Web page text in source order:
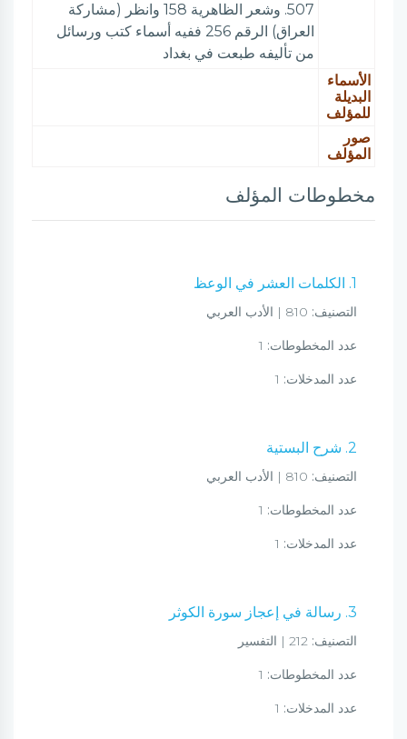
507. وشعر الظاهرية 158 وانظر (مشاركة
العراق) الرقم 256 ففيه أسماء كتب ورسائل
من تأليفه طبعت في بغداد
الأسماء
البديلة
للمؤلف
صور
المؤلف
مخطوطات المؤلف
1. الكلمات العشر في الوعظ
التصنيف:
عدد المخطوطات:
عدد المدخلات:
2. شرح البستية
التصنيف:
عدد المخطوطات:
عدد المدخلات:
3. رسالة في إعجاز سورة الكوثر
التصنيف:
عدد المخطوطات:
عدد المدخلات: